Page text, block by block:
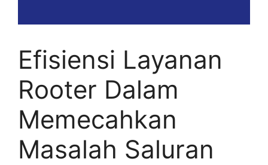
Efisiensi Layanan
Rooter Dalam
Memecahkan
Masalah Saluran